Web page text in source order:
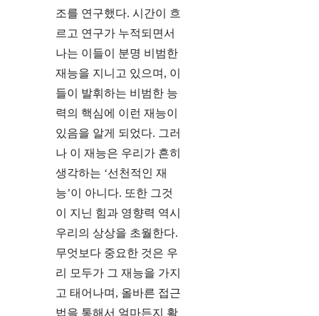
조를 연구했다. 시간이 흐
르고 연구가 누적되면서
나는 이들이 분명 비범한
재능을 지니고 있으며, 이
들이 발휘하는 비범한 능
력의 핵심에 이런 재능이
있음을 알게 되었다. 그러
나 이 재능은 우리가 흔히
생각하는 ‘선천적인 재
능’이 아니다. 또한 그것
이 지닌 힘과 영향력 역시
우리의 상상을 초월한다.
무엇보다 중요한 것은 우
리 모두가 그 재능을 가지
고 태어나며, 올바른 접근
법을 통해서 얼마든지 활